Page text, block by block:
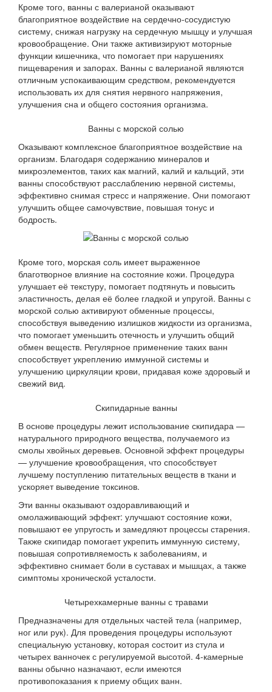
Кроме того, ванны с валерианой оказывают
благоприятное воздействие на сердечно-сосудистую
систему, снижая нагрузку на сердечную мышцу и улучшая
кровообращение. Они также активизируют моторные
функции кишечника, что помогает при нарушениях
пищеварения и запорах. Ванны с валерианой являются
отличным успокаивающим средством, рекомендуется
использовать их для снятия нервного напряжения,
улучшения сна и общего состояния организма.
Ванны с морской солью
Оказывают комплексное благоприятное воздействие на
организм. Благодаря содержанию минералов и
микроэлементов, таких как магний, калий и кальций, эти
ванны способствуют расслаблению нервной системы,
эффективно снимая стресс и напряжение. Они помогают
улучшить общее самочувствие, повышая тонус и
бодрость.
Кроме того, морская соль имеет выраженное
благотворное влияние на состояние кожи. Процедура
улучшает её текстуру, помогает подтянуть и повысить
эластичность, делая её более гладкой и упругой. Ванны с
морской солью активируют обменные процессы,
способствуя выведению излишков жидкости из организма,
что помогает уменьшить отечность и улучшить общий
обмен веществ. Регулярное применение таких ванн
способствует укреплению иммунной системы и
улучшению циркуляции крови, придавая коже здоровый и
свежий вид.
Скипидарные ванны
В основе процедуры лежит использование скипидара —
натурального природного вещества, получаемого из
смолы хвойных деревьев. Основной эффект процедуры
— улучшение кровообращения, что способствует
лучшему поступлению питательных веществ в ткани и
ускоряет выведение токсинов.
Эти ванны оказывают оздоравливающий и
омолаживающий эффект: улучшают состояние кожи,
повышают ее упругость и замедляют процессы старения.
Также скипидар помогает укрепить иммунную систему,
повышая сопротивляемость к заболеваниям, и
эффективно снимает боли в суставах и мышцах, а также
симптомы хронической усталости.
Четырехкамерные ванны с травами
Предназначены для отдельных частей тела (например,
ног или рук). Для проведения процедуры используют
специальную установку, которая состоит из стула и
четырех ванночек с регулируемой высотой. 4-камерные
ванны обычно назначают, если имеются
противопоказания к приему общих ванн.